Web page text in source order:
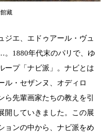
藏
ジエ、エドゥアール・ヴュ
1880年代末のパリで、ゆ
ープ「ナビ派」。ナビとは
ル・セザンヌ、オディロ
ら先輩画家たちの教えを引
開していきました。この展
ョンの中から、ナビ派をめ